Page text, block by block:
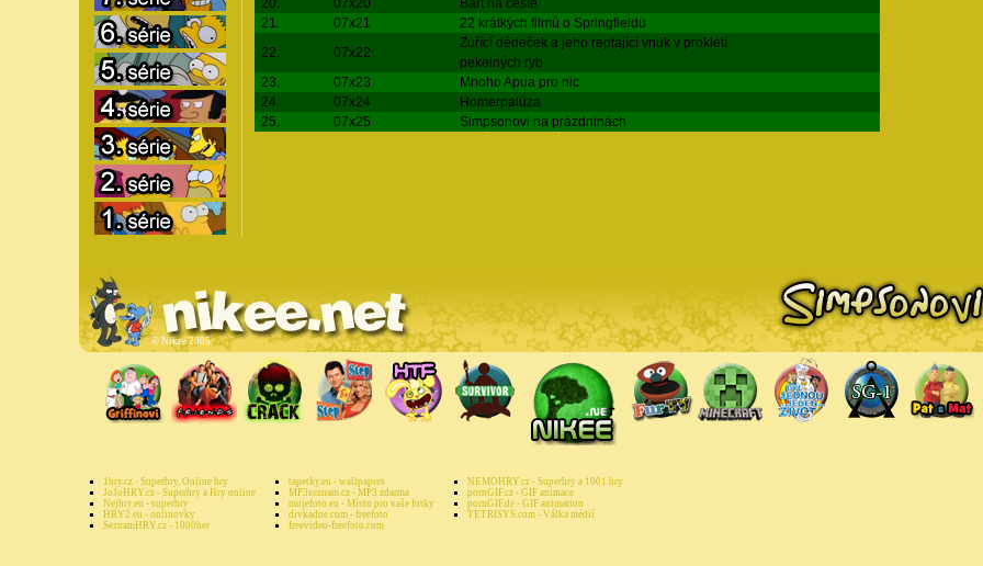
20.
07x20
Bart na cestě
21.
07x21
22 krátkých filmů o Springfieldu
22.
07x22
Zuřící dědeček a jeho reptající vnuk v prokletí
pekelných ryb
23.
07x23
Mnoho Apua pro nic
24.
07x24
Homerpalúza
25.
07x25 Simpsonovi na prázdninách
© Nikee 2005
1hry.cz - Superhry, Online hry
JoJoHRY.cz - Superhry a Hry online
Nejhry.eu - superhry
HRY2.eu - onlinovky
SeznamHRY.cz - 1000her
tapetky.eu - wallpapers
MP3seznam.cz - MP3 zdarma
mojefoto.eu - Místo pro vaše fotky
divkadne.com - freefoto
freevideo-freefoto.com
NEMOHRY.cz - Superhry a 1001 hry
pornGIF.cz - GIF animace
pornGIF.de - GIF animation
TETRISYS.com - Válka médií